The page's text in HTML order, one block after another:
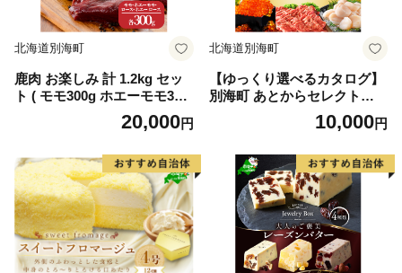
北海道別海町
鹿肉 お楽しみ 計 1.2kg セッ
ト ( モモ300g ホエーモモ300
g ロース300g ホエーロース3
00g ) ジビエ 北海道（北海道
ふるさと納税）
20,000円
北海道別海町
【ゆっくり選べるカタログ】
別海町 あとからセレクト
【ふるさとギフト】 寄附1万
円相当 あとから選べる！ ギ
ケーキ アイス 【BY000001
0】（ 後から選べる カタログ
カタログポイント カタログギ
フト あとからカタログ あと
からカタログポイント あとか
らカタログギフト ふるさと納
10,000円